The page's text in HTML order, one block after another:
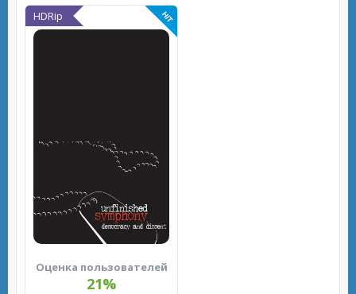
HDRip
Оценка пользователей
21%